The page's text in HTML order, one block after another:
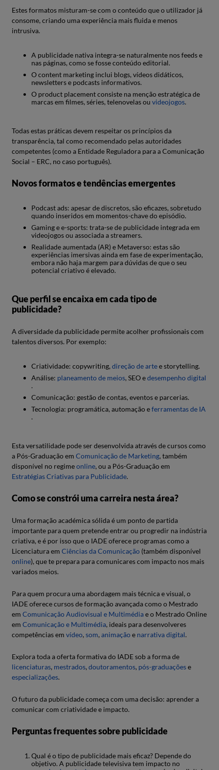
Estes formatos misturam-se com o conteúdo que o utilizador já
consome, criando uma experiência mais fluida e menos
intrusiva.
A publicidade nativa integra-se naturalmente nos feeds e
nas páginas, como se fosse conteúdo editorial.
O content marketing inclui blogs, vídeos didáticos,
newsletters e podcasts informativos.
O product placement consiste na menção estratégica de
marcas em filmes, séries, telenovelas ou videojogos.
Todas estas práticas devem respeitar os princípios da
transparência, tal como recomendado pelas autoridades
competentes (como a Entidade Reguladora para a Comunicação
Social – ERC, no caso português).
Novos formatos e tendências emergentes
Podcast ads: apesar de discretos, são eficazes, sobretudo
quando inseridos em momentos-chave do episódio.
Gaming e e-sports: trata-se de publicidade integrada em
videojogos ou associada a streamers.
Realidade aumentada (AR) e Metaverso: estas são
experiências imersivas ainda em fase de experimentação,
embora não haja margem para dúvidas de que o seu
potencial criativo é elevado.
Que perfil se encaixa em cada tipo de
publicidade?
A diversidade da publicidade permite acolher profissionais com
talentos diversos. Por exemplo:
Criatividade: copywriting, direção de artee storytelling.
Análise: planeamento de meios, SEO edesempenho digital
.
Comunicação: gestão de contas, eventos e parcerias.
Tecnologia: programática, automação eferramentas de IA
.
Esta versatilidade pode ser desenvolvida através de cursos como
a Pós-Graduação em Comunicação de Marketing, também
disponível no regimeonline, ou a Pós-Graduação em
Estratégias Criativas para Publicidade.
Como se constrói uma carreira nesta área?
Uma formação académica sólida é um ponto de partida
importante para quem pretende entrar ou progredir na indústria
criativa, e é por isso que o IADE oferece programas como a
Licenciatura em Ciências da Comunicação (também disponível
online), que te prepara para comunicares com impacto nos mais
variados meios.
Para quem procura uma abordagem mais técnica e visual, o
IADE oferece cursos de formação avançada como o Mestrado
em Comunicação Audiovisual e Multimédiae o Mestrado Online
em Comunicação e Multimédia, ideais para desenvolveres
competências em vídeo, som, animaçãoe narrativa digital.
Explora toda a oferta formativa do IADE sob a forma de
licenciaturas, mestrados, doutoramentos, pós-graduaçõese
especializações.
O futuro da publicidade começa com uma decisão: aprender a
comunicar com criatividade e impacto.
Perguntas frequentes sobre publicidade
Qual é o tipo de publicidade mais eficaz? Depende do
objetivo. A publicidade televisiva tem impacto no